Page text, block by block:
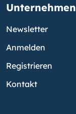
Unternehmen
Newsletter
Anmelden
Registrieren
Kontakt